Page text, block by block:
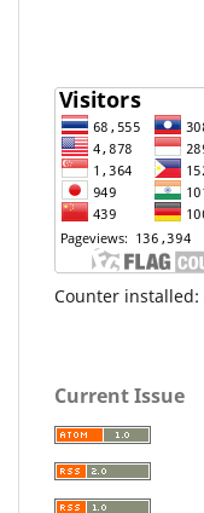
Counter installed:
Current Issue